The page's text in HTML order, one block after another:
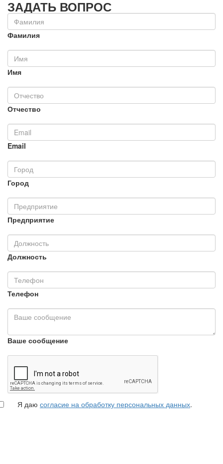
ЗАДАТЬ ВОПРОС
Фамилия
Имя
Отчество
Email
Город
Предприятие
Должность
Телефон
Ваше сообщение
Я даю согласие на обработку персональных данных.